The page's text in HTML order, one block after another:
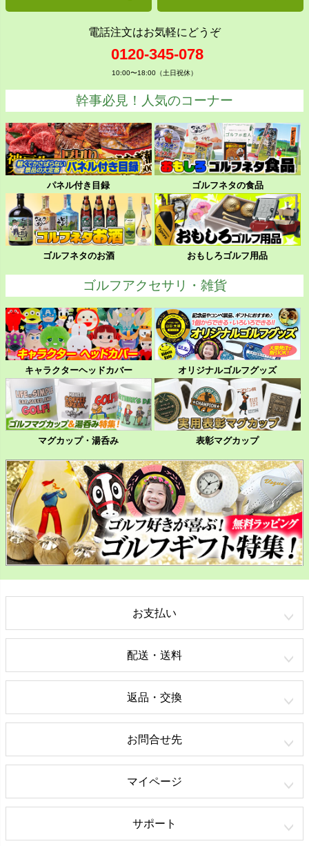
電話注文はお気軽にどうぞ
0120-345-078
10:00〜18:00（土日祝休）
幹事必見！人気のコーナー
パネル付き目録 ゴルフネタの食品
ゴルフネタのお酒 おもしろゴルフ用品
ゴルフアクセサリ・雑貨
キャラクターヘッドカバー オリジナルゴルフグッズ
マグカップ・湯呑み 表彰マグカップ
お支払い
配送・送料
返品・交換
お問合せ先
マイページ
サポート